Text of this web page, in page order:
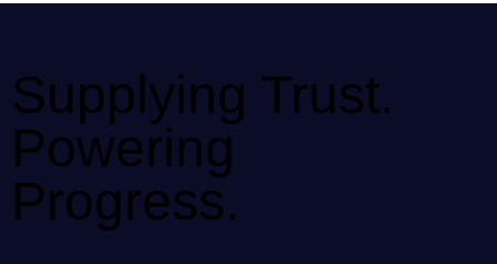
Supplying Trust.
Powering
Progress.